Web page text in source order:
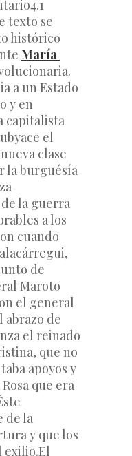
4.1
texto se
histórico
María
a un Estado
y en
capitalista
el
clase
la burguésía
la guerra
a los
cuando
de
Maroto
el general
abrazo de
el reinado
que no
apoyos y
que era
de la
y que los
exilio.El